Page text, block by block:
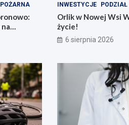
INWESTYCJE PODZIAŁ
Orlik w Nowej Wsi
życie!
6 sierpnia 2026